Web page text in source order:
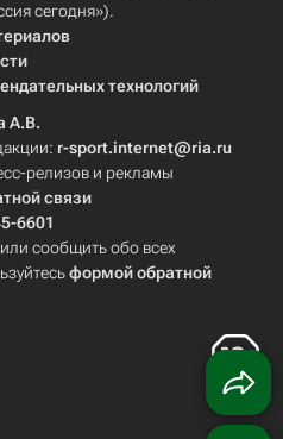
сегодня»).
технологий
А.В.
r-sport.internet@ria.ru
релизов и рекламы
связи
6601
сообщить обо всех
формой обратной